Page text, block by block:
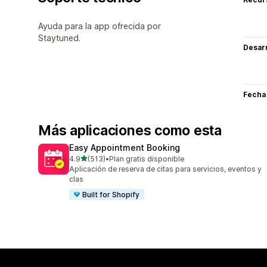
Ayuda para la app ofrecida por
Staytuned.
Más aplicaciones como esta
Easy Appointment Booking
4.9de 5 estrellas
(513)
513 reseñas en total
•Plan gratis disponible
Aplicación de reserva de citas para servicios, eventos y
clas
Built for Shopify